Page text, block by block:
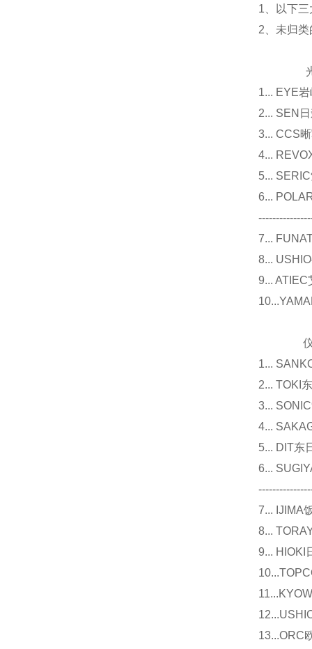
1、以下
2、未归
光源
1... EYE
2... SEN
3... CCS
4...
5...
6...
7...
8...
9...
仪器
1...
2... TOKI
3...
4...
5... DIT东
6...
7... IJIMA
8...
9... HIOKI
13...ORC